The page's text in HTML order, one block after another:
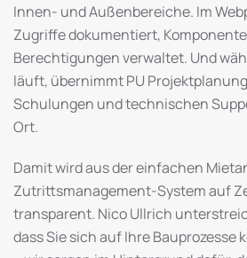
Innen- und Außenbereiche. Im
Zugriffe dokumentiert,
Berechtigungen verwaltet. Und
läuft, übernimmt PU
Schulungen und technischen
Ort.
Damit wird aus der einfachen
Zutritts­management-System auf
transparent. Nico Ullrich
dass Sie sich auf Ihre Bauprozesse